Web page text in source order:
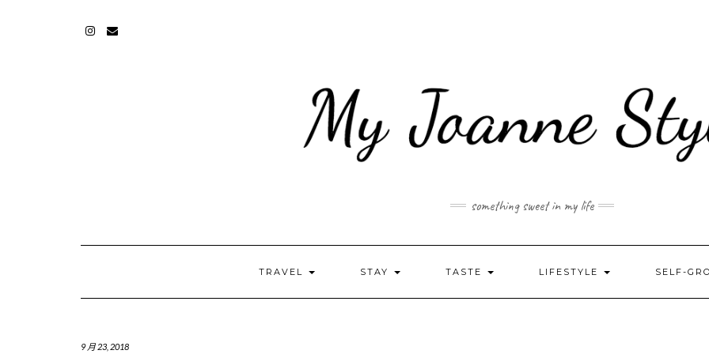
something sweet in my life
TRAVEL STAY TASTE LIFESTYLE SELF-
9 月 23, 2018